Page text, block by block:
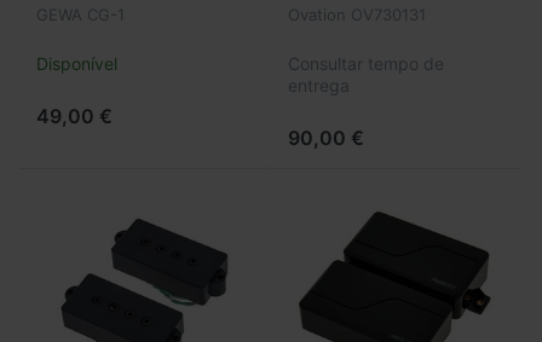
GEWA CG-1
Disponível
49,00 €
Ovation OV730131
Consultar tempo de
entrega
90,00 €